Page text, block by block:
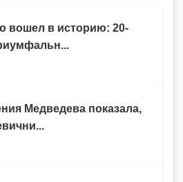
вошел в историю: 20-
Медведева показала,